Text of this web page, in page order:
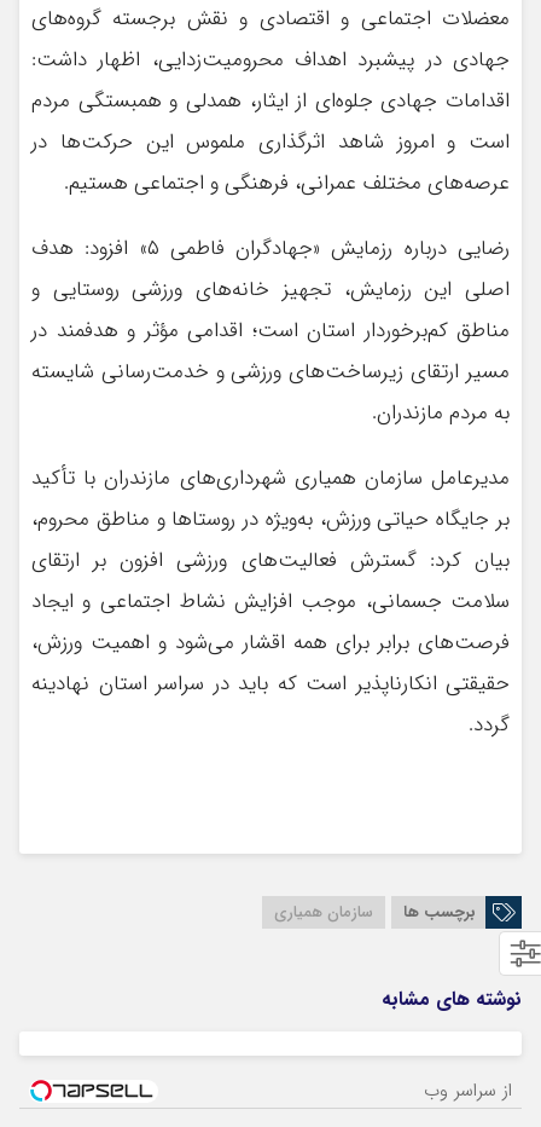
معضلات اجتماعی و اقتصادی و نقش برجسته گروه‌های
جهادی در پیشبرد اهداف محرومیت‌زدایی، اظهار داشت:
اقدامات جهادی جلوه‌ای از ایثار، همدلی و همبستگی مردم
است و امروز شاهد اثرگذاری ملموس این حرکت‌ها در
عرصه‌های مختلف عمرانی، فرهنگی و اجتماعی هستیم.
رضایی درباره رزمایش «جهادگران فاطمی ۵» افزود: هدف
اصلی این رزمایش، تجهیز خانه‌های ورزشی روستایی و
مناطق کم‌برخوردار استان است؛ اقدامی مؤثر و هدفمند در
مسیر ارتقای زیرساخت‌های ورزشی و خدمت‌رسانی شایسته
به مردم مازندران.
مدیرعامل سازمان همیاری شهرداری‌های مازندران با تأکید
بر جایگاه حیاتی ورزش، به‌ویژه در روستاها و مناطق محروم،
بیان کرد: گسترش فعالیت‌های ورزشی افزون بر ارتقای
سلامت جسمانی، موجب افزایش نشاط اجتماعی و ایجاد
فرصت‌های برابر برای همه اقشار می‌شود و اهمیت ورزش،
حقیقتی انکارناپذیر است که باید در سراسر استان نهادینه
گردد.
برچسب ها سازمان همیاری
نوشته های مشابه
از سراسر وب